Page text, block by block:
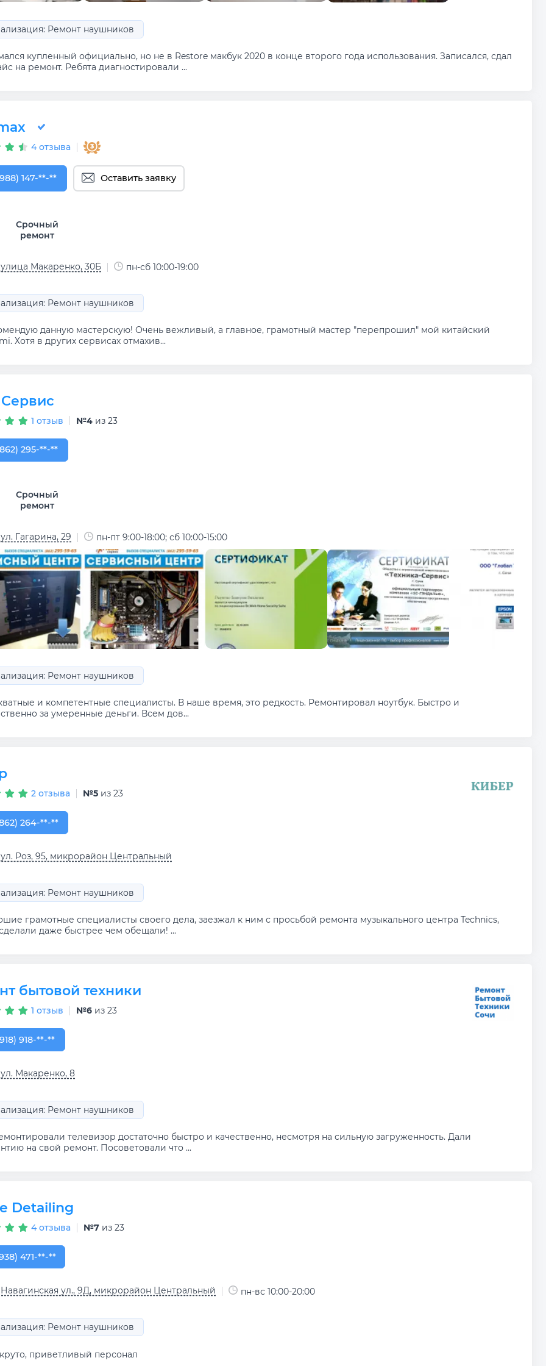
Ремонт наушников
купленный официально, но не в Restore макбук 2020 в конце второго года использования. Записался, сдал
на ремонт. Ребята диагностировали ...
4 отзыва
147-23-76
147-**-** Оставить заявку
Срочный
ремонт
Макаренко, 30Б пн-сб 10:00-19:00
Ремонт наушников
данную мастерскую! Очень вежливый, а главное, грамотный мастер "перепрошил" мой китайский
Хотя в других сервисах отмахив...
1 отзыв №4 из 23
295-59-65
295-**-**
Срочный
ремонт
Гагарина, 29 пн-пт 9:00-18:00; сб 10:00-15:00
Ремонт наушников
и компетентные специалисты. В наше время, это редкость. Ремонтировал ноутбук. Быстро и
за умеренные деньги. Всем дов...
2 отзыва №5 из 23
264-64-12
264-**-**
Роз, 95, микрорайон Центральный
Ремонт наушников
грамотные специалисты своего дела, заезжал к ним с просьбой ремонта музыкального центра Technics,
даже быстрее чем обещали! ...
бытовой техники
1 отзыв №6 из 23
918-81-00
918-**-**
Макаренко, 8
Ремонт наушников
телевизор достаточно быстро и качественно, несмотря на сильную загруженность. Дали
на свой ремонт. Посоветовали что ...
Detailing
4 отзыва №7 из 23
471-15-47
471-**-**
ул., 9Д, микрорайон Центральный пн-вс 10:00-20:00
Ремонт наушников
приветливый персонал